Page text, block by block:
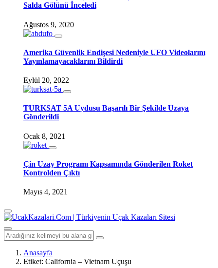
Salda Gölünü İnceledi
Ağustos 9, 2020
Amerika Güvenlik Endişesi Nedeniyle UFO Videolarını
Yayınlamayacaklarını Bildirdi
Eylül 20, 2022
TURKSAT 5A Uydusu Başarılı Bir Şekilde Uzaya
Gönderildi
Ocak 8, 2021
Çin Uzay Programı Kapsamında Gönderilen Roket
Kontrolden Çıktı
Mayıs 4, 2021
Anasayfa
Etiket: California – Vietnam Uçuşu